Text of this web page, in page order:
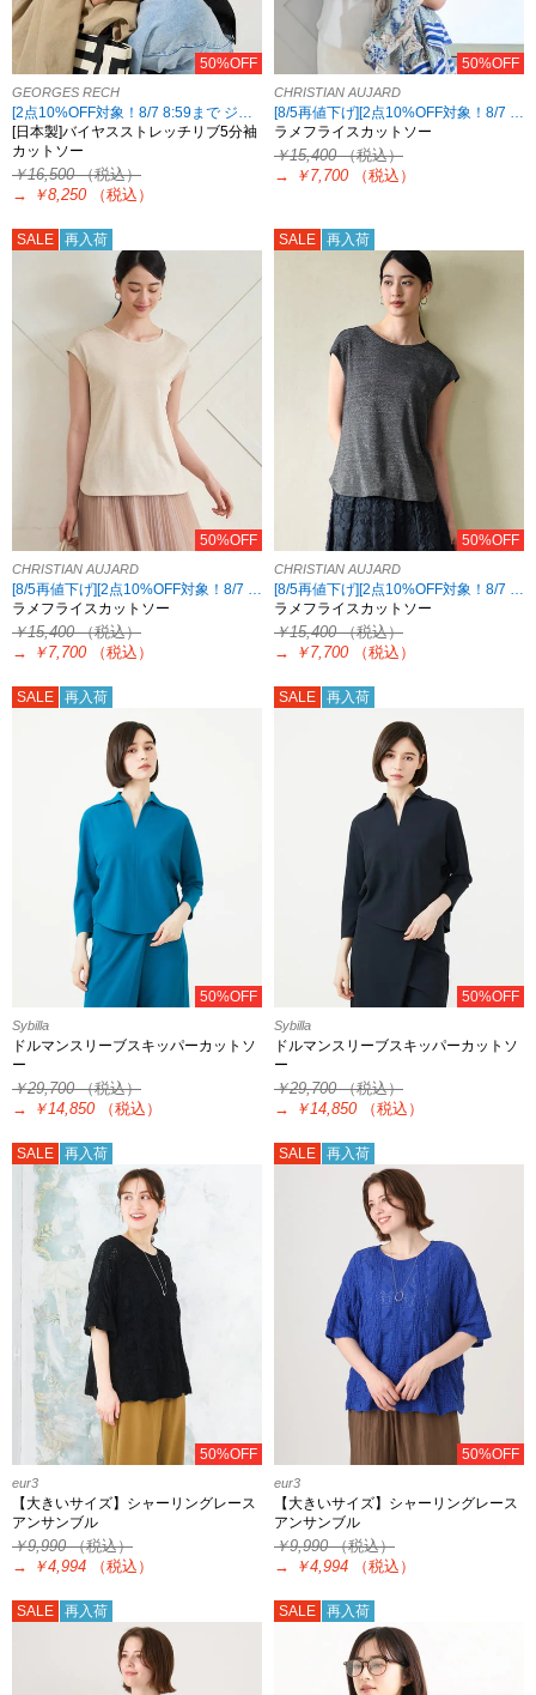
50%OFF
GEORGES RECH
[日本製]バイヤスストレッチリブ5分袖
カットソー
￥16,500（税込）
→
￥8,250 （税込）
50%OFF
CHRISTIAN AUJARD
ラメフライスカットソー
￥15,400（税込）
→
￥7,700 （税込）
SALE 再入荷
50%OFF
CHRISTIAN AUJARD
ラメフライスカットソー
￥15,400（税込）
→
￥7,700 （税込）
SALE 再入荷
50%OFF
CHRISTIAN AUJARD
ラメフライスカットソー
￥15,400（税込）
→
￥7,700 （税込）
SALE 再入荷
50%OFF
Sybilla
ドルマンスリーブスキッパーカットソ
ー
￥29,700（税込）
→
￥14,850 （税込）
SALE 再入荷
50%OFF
Sybilla
ドルマンスリーブスキッパーカットソ
ー
￥29,700（税込）
→
￥14,850 （税込）
SALE 再入荷
50%OFF
eur3
【大きいサイズ】シャーリングレース
アンサンブル
￥9,990（税込）
→
￥4,994 （税込）
SALE 再入荷
50%OFF
eur3
【大きいサイズ】シャーリングレース
アンサンブル
￥9,990（税込）
→
￥4,994 （税込）
SALE 再入荷 SALE 再入荷